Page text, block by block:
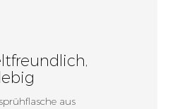
aus